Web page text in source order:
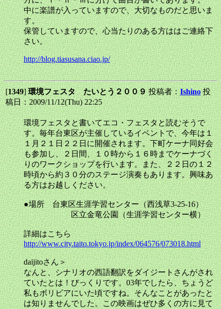
中に楽譜が入っていますので、大切なものだと思いま
す。
保管していますので、心当たりのある方ははご連絡下
さい。
http://blog.tiasusana.ciao.jp/
[1349]環境フェスタ たいとう２００９投稿者：Ishino 投
稿日：2009/11/12(Thu) 22:25
環境フェスタと書いてエコ・フェスタと読むそうで
す。毎年台東区が主催しているイベントで、今年は１
１月２１日２２日に開催されます。下町ケーナ同好会
も参加し、２日間、１０時から１６時までケーナづく
りのワークショップを行います。また、２２日の１２
時頃から約３０分のステージ演奏もあります。興味あ
る方はお越しください。
●場所 台東区生涯学習センター（西浅草3-25-16）
区立金竜公園（生涯学習センター横）
詳細はこちら
http://www.city.taito.tokyo.jp/index/064576/073018.html
daijitoさん＞
なんと、シナリオの西語翻訳をダイジートさんがされ
ていたとは！びっくりです。03年でしたら、ちょうど
私もボリビアにいた頃ですね。そんなことがあったと
は知りませんでした。この映画はぜひ多くの方に見て